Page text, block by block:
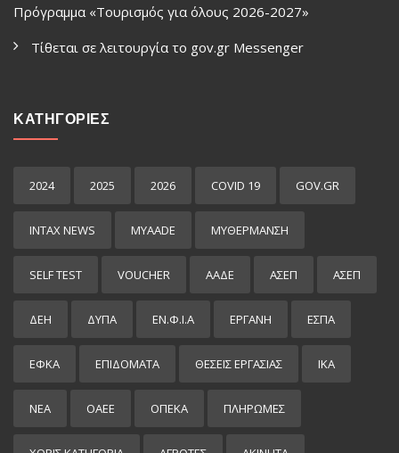
Πρόγραμμα «Τουρισμός για όλους 2026-2027»
Τίθεται σε λειτουργία το gov.gr Μessenger
ΚΑΤΗΓΟΡΙΕΣ
2024 2025 2026 COVID 19 GOV.GR
INTAX NEWS MYAADE MYΘΈΡΜΑΝΣΗ
SELF TEST VOUCHER ΑΑΔΕ ΑΣΕΠ ΑΣΕΠ
ΔΕΗ ΔΥΠΑ ΕΝ.Φ.Ι.Α ΕΡΓΑΝΗ ΕΣΠΑ
ΕΦΚΑ ΕΠΙΔΌΜΑΤΑ ΘΕΣΕΙΣ ΕΡΓΑΣΙΑΣ ΙΚΑ
ΝΕΑ ΟΑΕΕ ΟΠΕΚΑ ΠΛΗΡΩΜΕΣ